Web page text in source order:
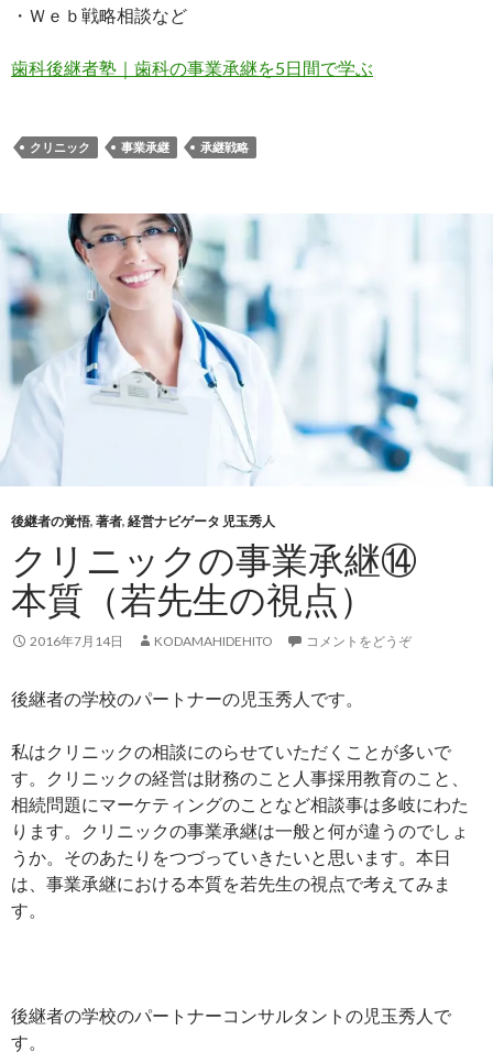
・Ｗｅｂ戦略相談など
歯科後継者塾｜歯科の事業承継を5日間で学ぶ
クリニック 事業承継 承継戦略
後継者の覚悟, 著者, 経営ナビゲータ 児玉秀人
クリニックの事業承継⑭
本質（若先生の視点）
2016年7月14日 KODAMAHIDEHITO コメントをどうぞ
後継者の学校のパートナーの児玉秀人です。
私はクリニックの相談にのらせていただくことが多いで
す。クリニックの経営は財務のこと人事採用教育のこと、
相続問題にマーケティングのことなど相談事は多岐にわた
ります。クリニックの事業承継は一般と何が違うのでしょ
うか。そのあたりをつづっていきたいと思います。本日
は、事業承継における本質を若先生の視点で考えてみま
す。
後継者の学校のパートナーコンサルタントの児玉秀人で
す。